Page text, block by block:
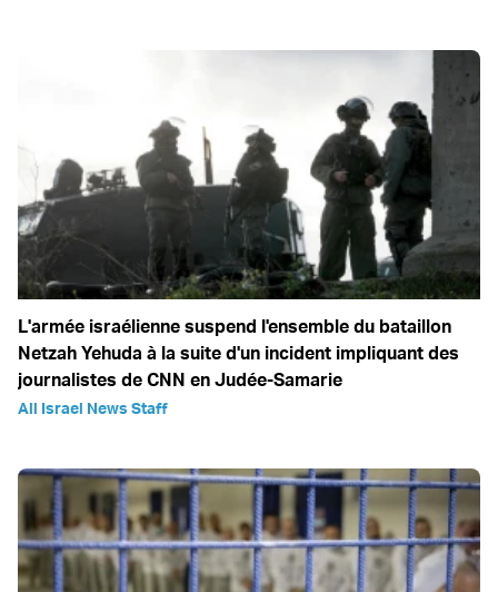
L'armée israélienne suspend l'ensemble du bataillon
Netzah Yehuda à la suite d'un incident impliquant des
journalistes de CNN en Judée-Samarie
All Israel News Staff